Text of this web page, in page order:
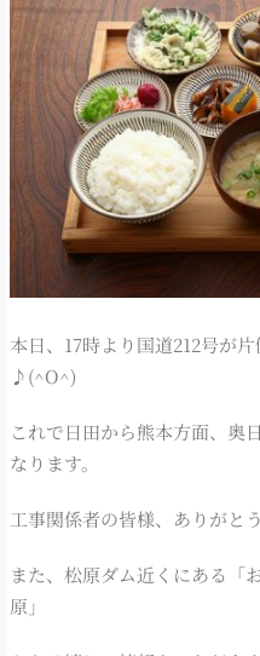
本日、17時より国道212号が
♪(^O^)
これで日田から熊本方面、奥
なります。
工事関係者の皆様、ありがと
また、松原ダム近くにある「
原」